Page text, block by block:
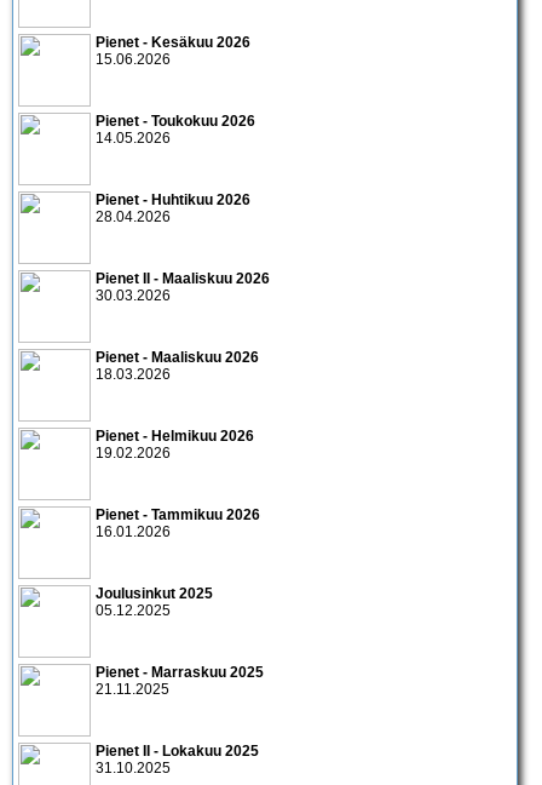
Pienet - Kesäkuu 2026
15.06.2026
Pienet - Toukokuu 2026
14.05.2026
Pienet - Huhtikuu 2026
28.04.2026
Pienet II - Maaliskuu 2026
30.03.2026
Pienet - Maaliskuu 2026
18.03.2026
Pienet - Helmikuu 2026
19.02.2026
Pienet - Tammikuu 2026
16.01.2026
Joulusinkut 2025
05.12.2025
Pienet - Marraskuu 2025
21.11.2025
Pienet II - Lokakuu 2025
31.10.2025